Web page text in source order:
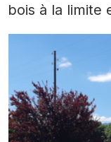
bois à la limite